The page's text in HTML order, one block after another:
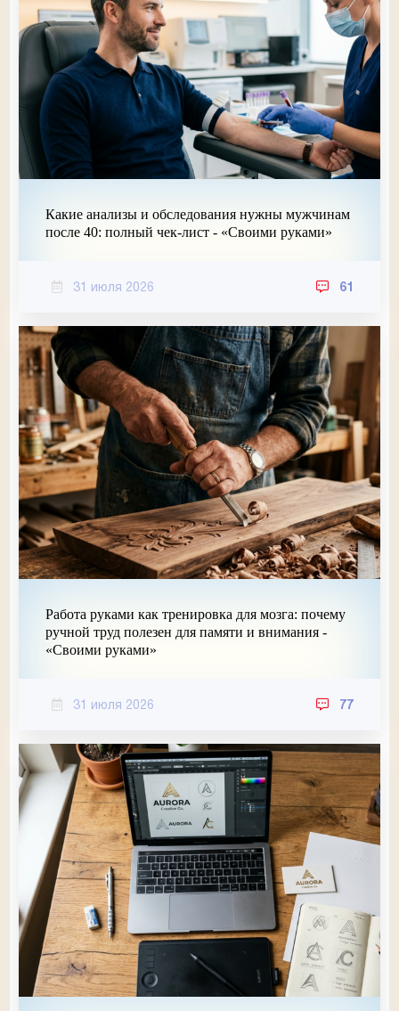
Какие анализы и обследования нужны мужчинам
после 40: полный чек-лист - «Своими руками»
31 июля 2026 61
Работа руками как тренировка для мозга: почему
ручной труд полезен для памяти и внимания -
«Своими руками»
31 июля 2026 77